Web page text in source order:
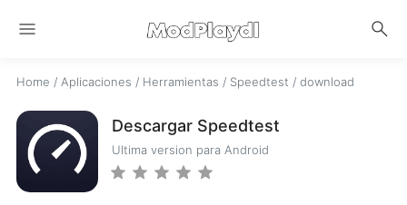
menu search
Home / Aplicaciones / Herramientas / Speedtest / download
Descargar Speedtest
Ultima version para Android